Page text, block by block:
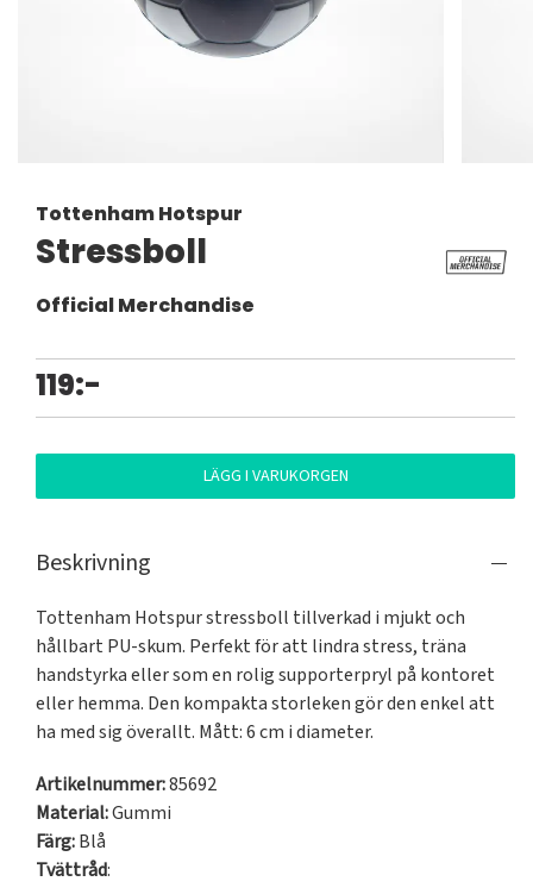
Tottenham Hotspur
Stressboll
Official Merchandise
119:-
LÄGG I VARUKORGEN
Beskrivning
Tottenham Hotspur stressboll tillverkad i mjukt och
hållbart PU-skum. Perfekt för att lindra stress, träna
handstyrka eller som en rolig supporterpryl på kontoret
eller hemma. Den kompakta storleken gör den enkel att
ha med sig överallt. Mått: 6 cm i diameter.
Artikelnummer:85692
Material:Gummi
Färg:Blå
Tvättråd: